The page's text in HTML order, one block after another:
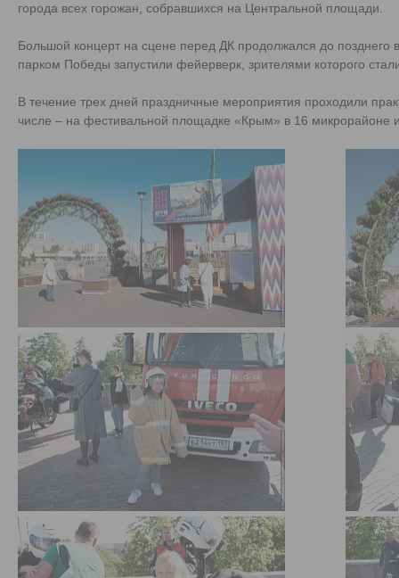
города всех горожан, собравшихся на Центральной площади.
Большой концерт на сцене перед ДК продолжался до
парком Победы запустили фейерверк, зрителями которого
В течение трех дней праздничные мероприятия проходили
числе – на фестивальной площадке «Крым» в 16 микрорайоне